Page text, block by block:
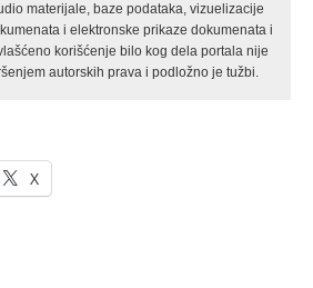
materijale, baze podataka, vizuelizacije
i elektronske prikaze dokumenata i
korišćenje bilo kog dela portala nije
autorskih prava i podložno je tužbi.
X